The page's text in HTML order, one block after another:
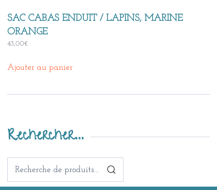
SAC CABAS ENDUIT / LAPINS, MARINE
ORANGE
43,00€
Ajouter au panier
Rechercher…
Recherche